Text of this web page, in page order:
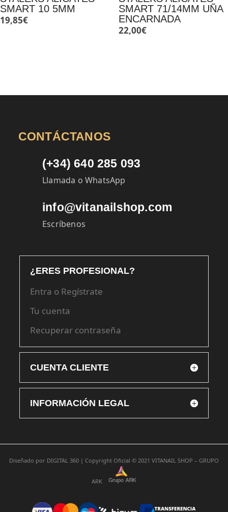
SMART 10 5MM
19,85€
SMART 71/14MM UÑA
ENCARNADA
22,00€
CONTÁCTANOS
(+34) 640 285 093
Llamada o WhatsApp
info@vitanailshop.com
Escríbenos
¿ERES PROFESIONAL?
Entra o Regístrate
Tu cuenta
Recuperar contraseña
CUENTA CLIENTE
INFORMACIÓN LEGAL
Diseñado por DIGITAL 360 | Copyright Oficial © 2021 VITANAIL SHOP – GRUPO
ARK